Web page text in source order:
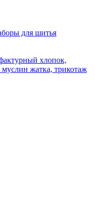
для шитья
хлопок,
муслин жатка, трикотаж